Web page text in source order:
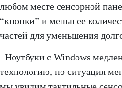
любом месте сенсорной
“кнопки” и меньшее
частей для уменьшения
Ноутбуки с Windows
технологию, но ситуация